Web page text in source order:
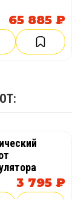
65 885 ₽
3 795 ₽